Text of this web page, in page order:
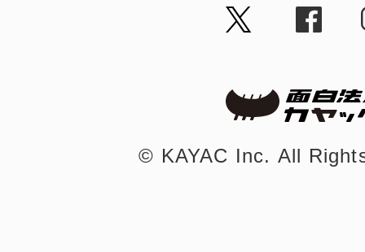
©︎ KAYAC Inc. All